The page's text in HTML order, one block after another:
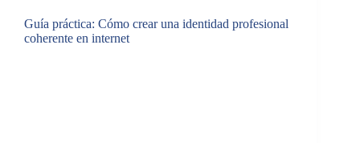
Guía práctica: Cómo crear una identidad profesional
coherente en internet